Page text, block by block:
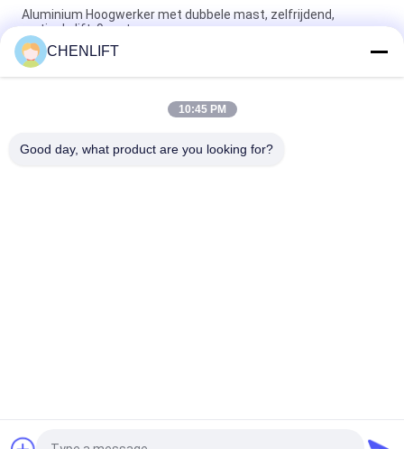
Aluminium Hoogwerker met dubbele mast, zelfrijdend,
verticale lift, 9 meter
10 meter hoog luchtwerkplatform met dubbele masten
Hydraulische verticale lifttafel
Aluminium Type Hoogwerker met Hefhoogte 14m
CHENLIFT
10:45 PM
Good day, what product are you looking for?